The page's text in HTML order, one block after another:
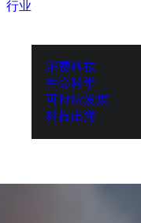
行业
消费科技
生命科学
可持续发展
科技出海